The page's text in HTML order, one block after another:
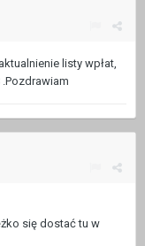
listy wpłat,
.Pozdrawiam
się dostać tu w